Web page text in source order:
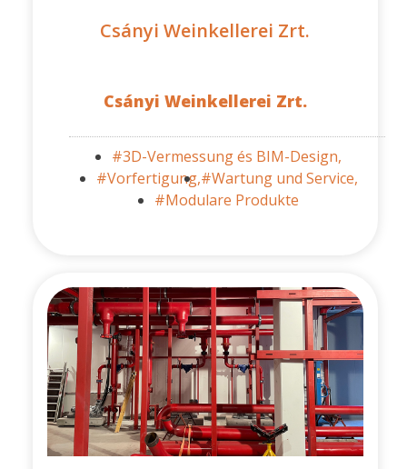
Csányi Weinkellerei Zrt.
Csányi Weinkellerei Zrt.
#3D-Vermessung és BIM-Design,
#Vorfertigung,#Wartung und Service,
#Modulare Produkte